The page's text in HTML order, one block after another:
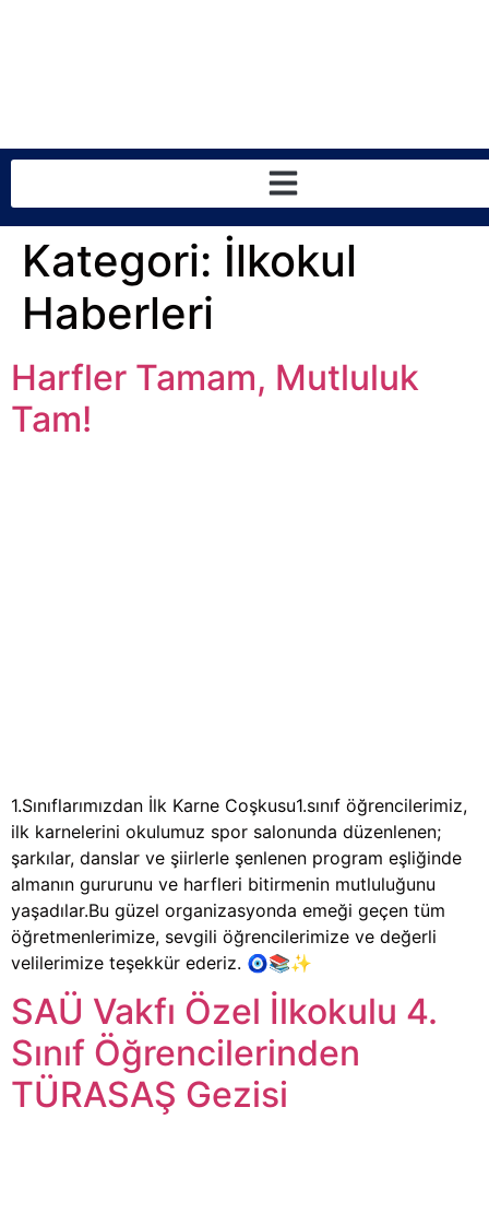
Kategori: İlkokul
Haberleri
Harfler Tamam, Mutluluk
Tam!
1.Sınıflarımızdan İlk Karne Coşkusu1.sınıf öğrencilerimiz,
ilk karnelerini okulumuz spor salonunda düzenlenen;
şarkılar, danslar ve şiirlerle şenlenen program eşliğinde
almanın gururunu ve harfleri bitirmenin mutluluğunu
yaşadılar.Bu güzel organizasyonda emeği geçen tüm
öğretmenlerimize, sevgili öğrencilerimize ve değerli
velilerimize teşekkür ederiz. 🧿📚✨
SAÜ Vakfı Özel İlkokulu 4.
Sınıf Öğrencilerinden
TÜRASAŞ Gezisi